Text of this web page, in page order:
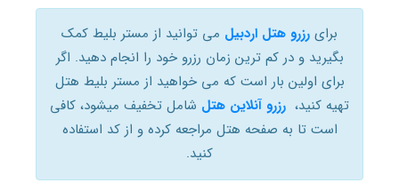
برای رزرو هتل اردبیل می توانید از مستر بلیط کمک
بگیرید و در کم ترین زمان رزرو خود را انجام دهید. اگر
برای اولین بار است که می خواهید از مستر بلیط هتل
تهیه کنید، رزرو آنلاین هتل شامل تخفیف میشود، کافی
است تا به صفحه هتل مراجعه کرده و از کد استفاده
کنید.